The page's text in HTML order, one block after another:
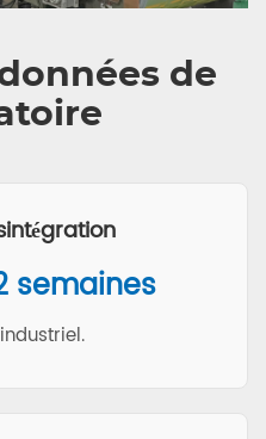
de
semaines